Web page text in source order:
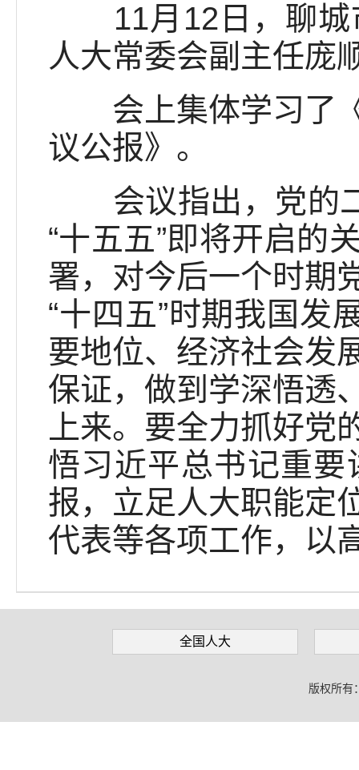
11月12日，聊城
人大常委会副主任庞
会上集体学习了《
议公报》。
会议指出，党的二
“十五五”即将开启的
署，对今后一个时期
“十四五”时期我国发
要地位、经济社会发
保证，做到学深悟透
上来。要全力抓好
悟习近平总书记重
报，立足人大职能定
代表等各项工作，以
全国人大
版权所